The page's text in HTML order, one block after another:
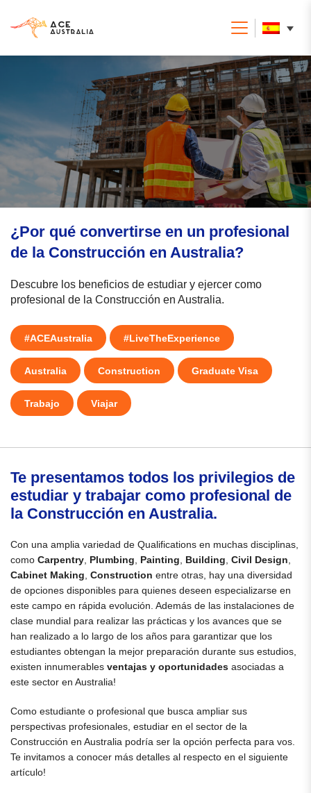
¿Por qué convertirse en un profesional
de la Construcción en Australia?
Descubre los beneficios de estudiar y ejercer como
profesional de la Construcción en Australia.
#ACEAustralia #LiveTheExperience
Australia Construction Graduate Visa
Trabajo Viajar
Te presentamos todos los privilegios de
estudiar y trabajar como profesional de
la Construcción en Australia.
Con una amplia variedad de Qualifications en muchas disciplinas,
como Carpentry, Plumbing, Painting, Building, Civil Design,
Cabinet Making, Construction entre otras, hay una diversidad
de opciones disponibles para quienes deseen especializarse en
este campo en rápida evolución. Además de las instalaciones de
clase mundial para realizar las prácticas y los avances que se
han realizado a lo largo de los años para garantizar que los
estudiantes obtengan la mejor preparación durante sus estudios,
existen innumerables ventajas y oportunidades asociadas a
este sector en Australia!
Como estudiante o profesional que busca ampliar sus
perspectivas profesionales, estudiar en el sector de la
Construcción en Australia podría ser la opción perfecta para vos.
Te invitamos a conocer más detalles al respecto en el siguiente
artículo!